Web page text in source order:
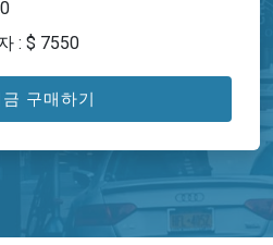
: $ 7550
금 구매하기